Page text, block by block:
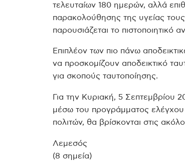
τελευταίων 180 ημερών, αλλά
παρακολούθησης της υγείας
παρουσιάζεται το πιστοποιητικό
Επιπλέον των πιο πάνω
να προσκομίζουν αποδεικτικό
για σκοπούς ταυτοποίησης.
Για την Κυριακή, 5 Σεπτεμβρίου
μέσω του προγράμματος ελέγχου
πολιτών, θα βρίσκονται στις
Λεμεσός
(8 σημεία)